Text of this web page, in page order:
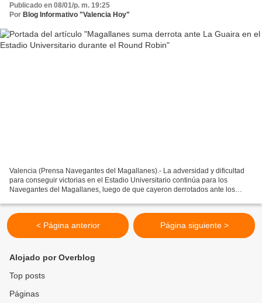
Publicado en 08/01/p. m. 19:25
Por Blog Informativo "Valencia Hoy"
Valencia (Prensa Navegantes del Magallanes).- La adversidad y dificultad
para conseguir victorias en el Estadio Universitario continúa para los
Navegantes del Magallanes, luego de que cayeron derrotados ante los
< Página anterior Página siguiente >
Alojado por Overblog
Top posts
Páginas